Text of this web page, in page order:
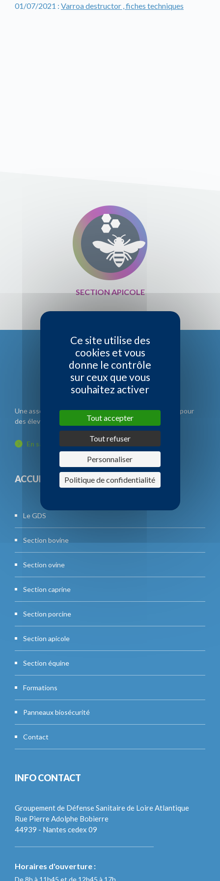
01/07/2021 : Varroa destructor , fiches techniques
SECTION APICOLE
Une association d'éleveurs, gérée par des éleveurs et pour
des éleveurs.
En savoir plus
ACCUEIL
Le GDS
Section bovine
Section ovine
Section caprine
Section porcine
Section apicole
Section équine
Formations
Panneaux biosécurité
Contact
INFO CONTACT
Groupement de Défense Sanitaire de Loire Atlantique
Rue Pierre Adolphe Bobierre
44939 - Nantes cedex 09
Horaires d'ouverture :
Ce site utilise des
cookies et vous
donne le contrôle
sur ceux que vous
souhaitez activer
Tout accepter
Tout refuser
Personnaliser
Politique de confidentialité